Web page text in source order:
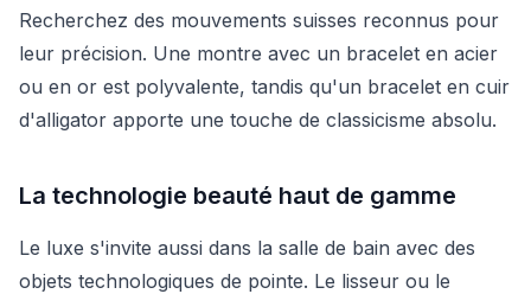
Recherchez des mouvements suisses reconnus pour
leur précision. Une montre avec un bracelet en acier
ou en or est polyvalente, tandis qu'un bracelet en cuir
d'alligator apporte une touche de classicisme absolu.
La technologie beauté haut de gamme
Le luxe s'invite aussi dans la salle de bain avec des
objets technologiques de pointe. Le lisseur ou le